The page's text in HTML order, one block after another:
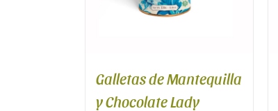
Galletas de Mantequilla
y Chocolate Lady